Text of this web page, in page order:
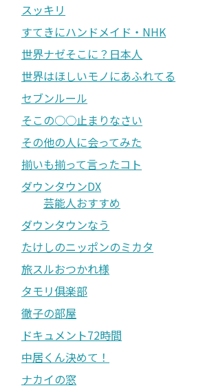
スッキリ
すてきにハンドメイド・NHK
世界ナゼそこに？日本人
世界はほしいモノにあふれてる
セブンルール
そこの○○止まりなさい
その他の人に会ってみた
揃いも揃って言ったコト
ダウンタウンDX
芸能人おすすめ
ダウンタウンなう
たけしのニッポンのミカタ
旅スルおつかれ様
タモリ俱楽部
徹子の部屋
ドキュメント72時間
中居くん決めて！
ナカイの窓